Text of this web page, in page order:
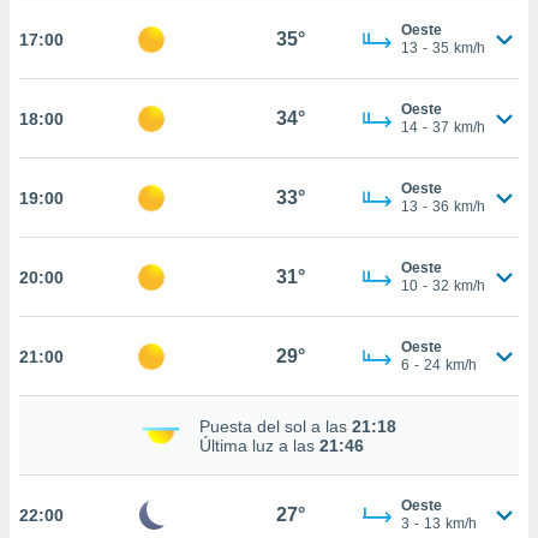
que
sean
para
ni para
no
17:00 35°
Oeste
13 - 35 km/h
18:00 34°
Oeste
14 - 37 km/h
19:00 33°
Oeste
13 - 36 km/h
20:00 31°
Oeste
10 - 32 km/h
21:00 29°
Oeste
6 - 24 km/h
Puesta del sol a las 21:18
Última luz a las 21:46
22:00 27°
Oeste
3 - 13 km/h